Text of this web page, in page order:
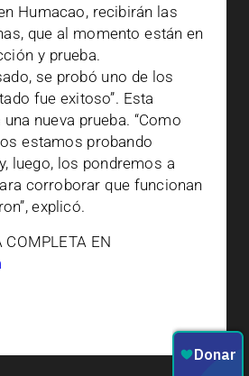
Humacao, recibirán las
que al momento están en
y prueba.
se probó uno de los
fue exitoso”. Esta
nueva prueba. “Como
estamos probando
luego, los pondremos a
corroborar que funcionan
explicó.
COMPLETA EN